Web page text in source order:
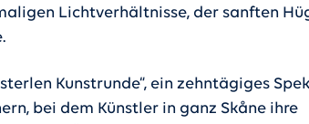
Lichtverhältnisse, der sanften
Kunstrunde“, ein zehntägiges
bei dem Künstler in ganz Skåne ihre